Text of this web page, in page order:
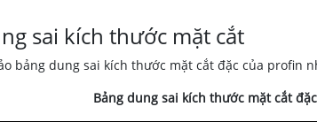
sai kích thước mặt cắt
bảng dung sai kích thước mặt cắt đặc của profin
Bảng dung sai kích thước mặt cắt